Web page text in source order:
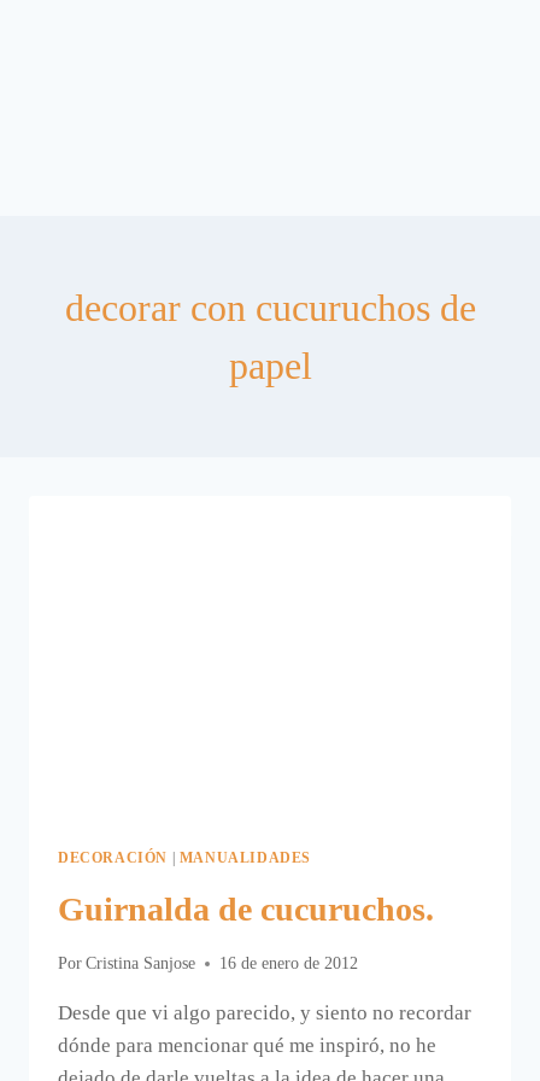
decorar con cucuruchos de
papel
DECORACIÓN | MANUALIDADES
Guirnalda de cucuruchos.
Por Cristina Sanjose 16 de enero de 2012
Desde que vi algo parecido, y siento no recordar
dónde para mencionar qué me inspiró, no he